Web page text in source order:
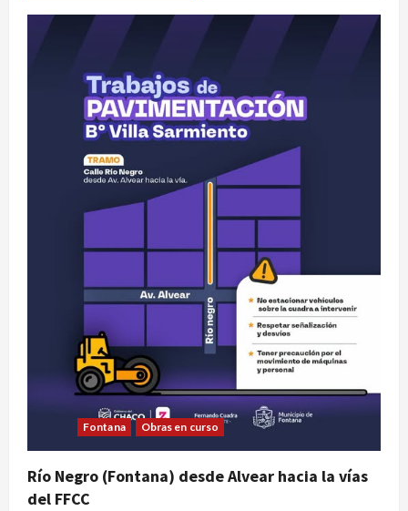
Fontana Obras en curso
Río Negro (Fontana) desde Alvear hacia la vías
del FFCC